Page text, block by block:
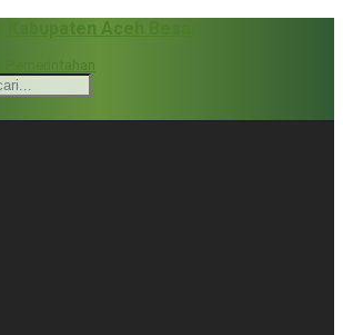
Aceh Besar
Pemerintahan